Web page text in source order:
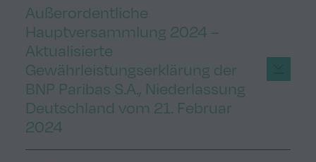
Außerordentliche
Hauptversammlung 2024 –
Aktualisierte
Gewährleistungserklärung der
BNP Paribas S.A., Niederlassung
Deutschland vom 21. Februar
2024